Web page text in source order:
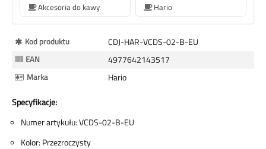
Akcesoria do kawy Hario
Więcej
informacji
Kod produktu CDJ-HAR-VCDS-02-B-EU
EAN 4977642143517
Marka
Hario
Specyfikacje:
Numer artykułu: VCDS-02-B-EU
Kolor: Przezroczysty